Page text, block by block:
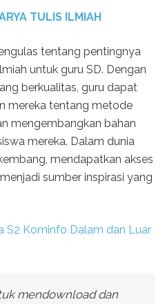
TULIS ILMIAH
tentang pentingnya
untuk guru SD. Dengan
berkualitas, guru dapat
mereka tentang metode
mengembangkan bahan
mereka. Dalam dunia
mendapatkan akses
sumber inspirasi yang
S2 Kominfo Dalam dan Luar
mendownload dan